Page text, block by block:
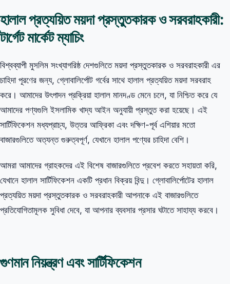
হালাল প্রত্যয়িত ময়দা প্রস্তুতকারক ও সরবরাহকারী:
টার্গেট মার্কেট ম্যাচিং
বিশ্বব্যাপী মুসলিম সংখ্যাগরিষ্ঠ দেশগুলিতে ময়দা প্রস্তুতকারক ও সরবরাহকারী এর
চাহিদা পূরণের জন্য, গ্লোবালির্পোট গর্বের সাথে হালাল প্রত্যয়িত ময়দা সরবরাহ
করে। আমাদের উৎপাদন প্রক্রিয়া হালাল মানদণ্ড মেনে চলে, যা নিশ্চিত করে যে
আমাদের পণ্যগুলি ইসলামিক খাদ্য আইন অনুযায়ী প্রস্তুত করা হয়েছে। এই
সার্টিফিকেশন মধ্যপ্রাচ্য, উত্তর আফ্রিকা এবং দক্ষিণ-পূর্ব এশিয়ার মতো
বাজারগুলিতে অত্যন্ত গুরুত্বপূর্ণ, যেখানে হালাল পণ্যের চাহিদা বেশি।
আমরা আমাদের গ্রাহকদের এই বিশেষ বাজারগুলিতে প্রবেশ করতে সহায়তা করি,
যেখানে হালাল সার্টিফিকেশন একটি প্রধান বিক্রয় বিন্দু। গ্লোবালির্পোটের হালাল
প্রত্যয়িত ময়দা প্রস্তুতকারক ও সরবরাহকারী আপনাকে এই বাজারগুলিতে
প্রতিযোগিতামূলক সুবিধা দেবে, যা আপনার ব্যবসার প্রসার ঘটাতে সাহায্য করবে।
গুণমান নিয়ন্ত্রণ এবং সার্টিফিকেশন